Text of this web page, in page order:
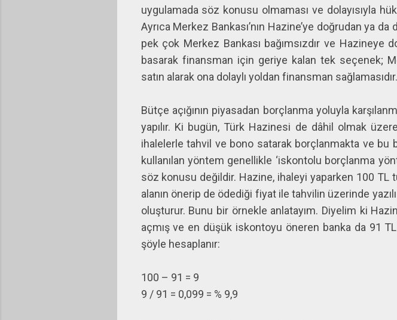
uygulamada söz konusu olmaması ve dolayısıyla
Ayrıca Merkez Bankası’nın Hazine’ye doğrudan ya
pek çok Merkez Bankası bağımsızdır ve Hazineye
basarak finansman için geriye kalan tek seçenek;
satın alarak ona dolaylı yoldan finansman sağlamasıdır.
Bütçe açığının piyasadan borçlanma yoluyla
yapılır. Ki bugün, Türk Hazinesi de dâhil olmak
ihalelerle tahvil ve bono satarak borçlanmakta ve bu
kullanılan yöntem genellikle ‘iskontolu borçlanma
söz konusu değildir. Hazine, ihaleyi yaparken 100 TL
alanın önerip de ödediği fiyat ile tahvilin üzerinde
oluşturur. Bunu bir örnekle anlatayım. Diyelim ki
açmış ve en düşük iskontoyu öneren banka da 91
şöyle hesaplanır:
100 – 91 = 9
9 / 91 = 0,099 = % 9,9